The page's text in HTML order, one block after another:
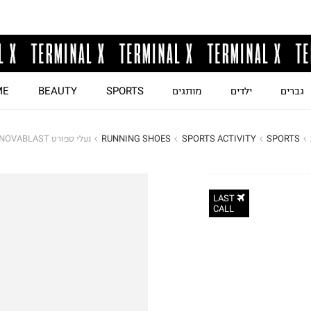
גברים ילדים מותגים SPORTS
BEAUTY
SPORTS
SPORTS ACTIVITY
RUNNING SHOES נעלי ספורט NOVABLAST / גברים
LAST
CALL